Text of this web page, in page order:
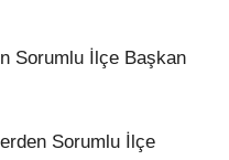
Sorumlu İlçe Başkan
Sorumlu İlçe